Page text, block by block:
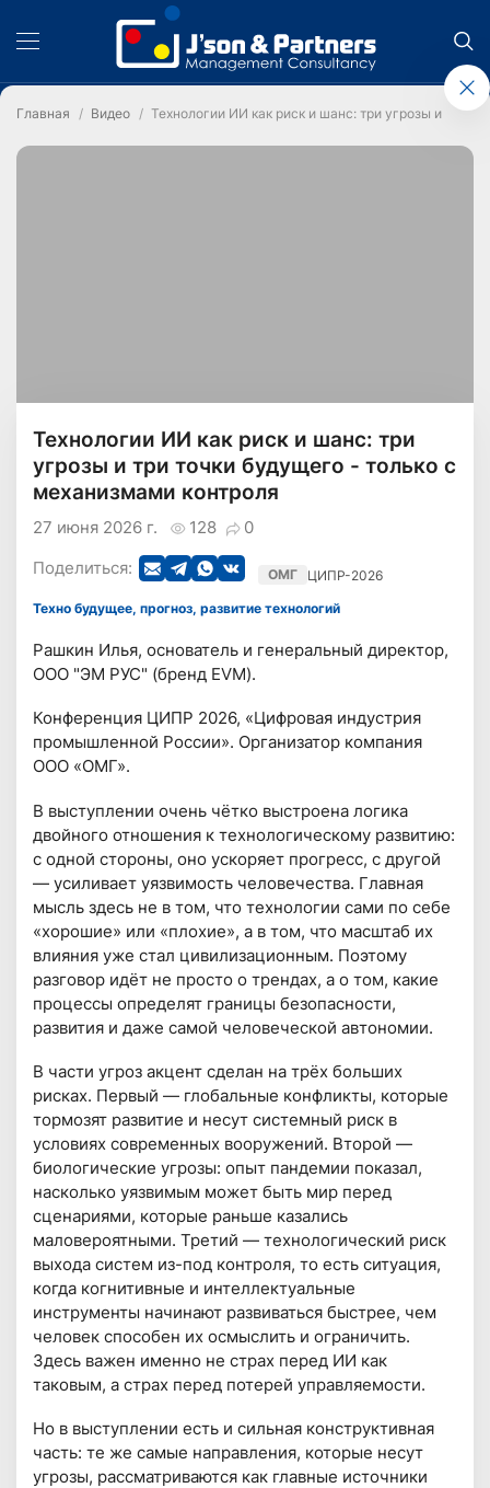
Главная Видео Технологии ИИ как риск и шанс: три угрозы и три
Технологии ИИ как риск и шанс: три
угрозы и три точки будущего - только с
механизмами контроля
128 0
27 июня 2026 г.
Поделиться:
ОМГ ЦИПР-2026
Техно будущее, прогноз, развитие технологий
Рашкин Илья, основатель и генеральный директор,
ООО "ЭМ РУС" (бренд EVM).
Конференция ЦИПР 2026, «Цифровая индустрия
промышленной России». Организатор компания
ООО «ОМГ».
В выступлении очень чётко выстроена логика
двойного отношения к технологическому развитию:
с одной стороны, оно ускоряет прогресс, с другой
— усиливает уязвимость человечества. Главная
мысль здесь не в том, что технологии сами по себе
«хорошие» или «плохие», а в том, что масштаб их
влияния уже стал цивилизационным. Поэтому
разговор идёт не просто о трендах, а о том, какие
процессы определят границы безопасности,
развития и даже самой человеческой автономии.
В части угроз акцент сделан на трёх больших
рисках. Первый — глобальные конфликты, которые
тормозят развитие и несут системный риск в
условиях современных вооружений. Второй —
биологические угрозы: опыт пандемии показал,
насколько уязвимым может быть мир перед
сценариями, которые раньше казались
маловероятными. Третий — технологический риск
выхода систем из-под контроля, то есть ситуация,
когда когнитивные и интеллектуальные
инструменты начинают развиваться быстрее, чем
человек способен их осмыслить и ограничить.
Здесь важен именно не страх перед ИИ как
таковым, а страх перед потерей управляемости.
Но в выступлении есть и сильная конструктивная
часть: те же самые направления, которые несут
угрозы, рассматриваются как главные источники